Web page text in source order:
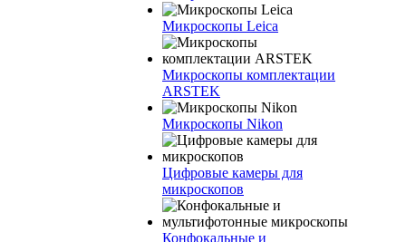
Микроскопы Leica
Микроскопы комплектации
ARSTEK
Микроскопы Nikon
Цифровые камеры для
микроскопов
Конфокальные и